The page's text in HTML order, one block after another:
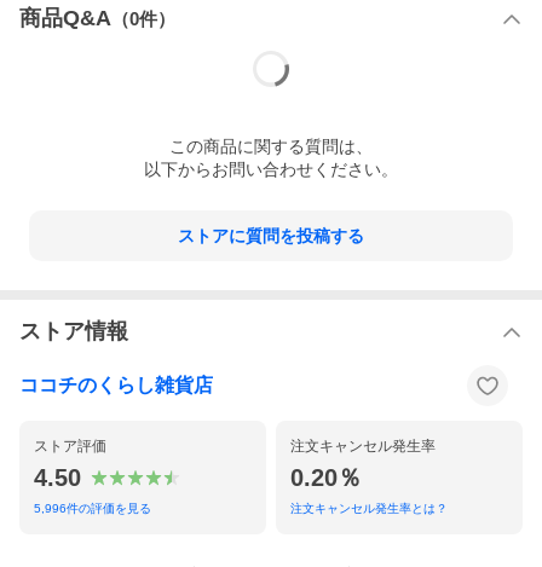
商品Q&A （0件）
この商品に関する質問は、
以下からお問い合わせください。
ストアに質問を投稿する
ストア情報
ココチのくらし雑貨店
ストア評価
4.50
5,996件の評価を見る
注文キャンセル発生率
0.20％
注文キャンセル発生率とは？